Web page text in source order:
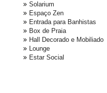
Solarium
Espaço Zen
Entrada para Banhistas
Box de Praia
Hall Decorado e Mobiliado
Lounge
Estar Social